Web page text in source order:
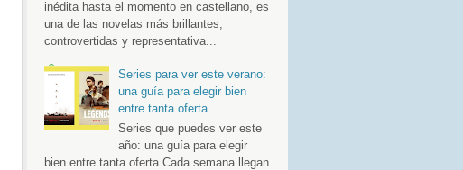
inédita hasta el momento en castellano, es
una de las novelas más brillantes,
controvertidas y representativa...
Series para ver este verano:
una guía para elegir bien
entre tanta oferta
Series que puedes ver este
año: una guía para elegir
bien entre tanta oferta Cada semana llegan